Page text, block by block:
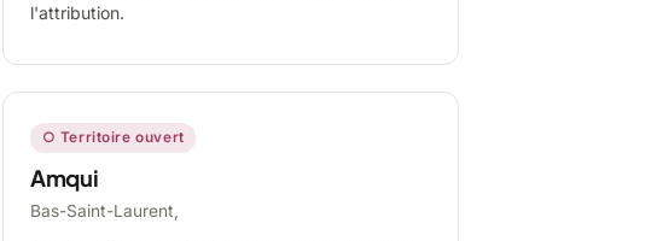
l'attribution.
○ Territoire ouvert
Amqui
Bas-Saint-Laurent,